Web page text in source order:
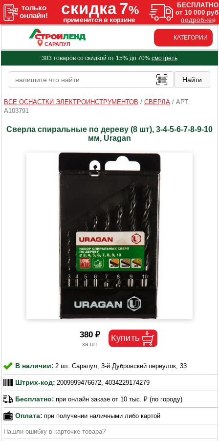
САРАПУЛ
КАТЕГОРИИ
303 товаров со скидкой от 15% до 70% смотреть
ВСЕ ОСНАСТКИ ЭЛЕКТРОИНСТРУМЕНТОВ / СВЕРЛА/ АРТ.
A103791
Сверла спиральные по дереву (8 шт), 3-4-5-6-7-8-9-10
мм, Uragan
380 ₽
В наличии: 2 шт. Сарапул, 3-й Дубровский переулок, 33
Штрих-код: 2009999476672, 4034229174279
Бесплатно: при онлайн заказе от 10 тыс. ₽ (по городу)
Оплата: при получении наличными либо картой
Нашли ошибку в карточке товара?